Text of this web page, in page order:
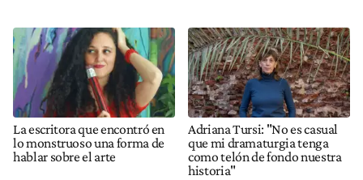
La escritora que encontró en
lo monstruoso una forma de
hablar sobre el arte
Adriana Tursi: "No es casual
que mi dramaturgia tenga
como telón de fondo nuestra
historia"